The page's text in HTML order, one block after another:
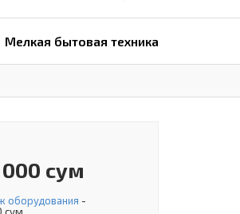
Мелкая бытовая техника
сум
оборудования -